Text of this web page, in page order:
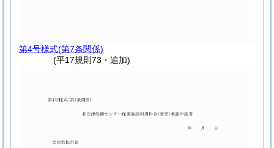
第4号様式(第7条関係)
(平17規則73・追加)